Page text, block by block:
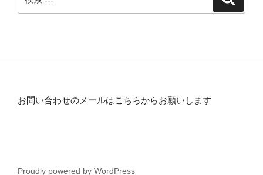
索:
お問い合わせのメールはこちらからお願いします
Proudly powered by WordPress